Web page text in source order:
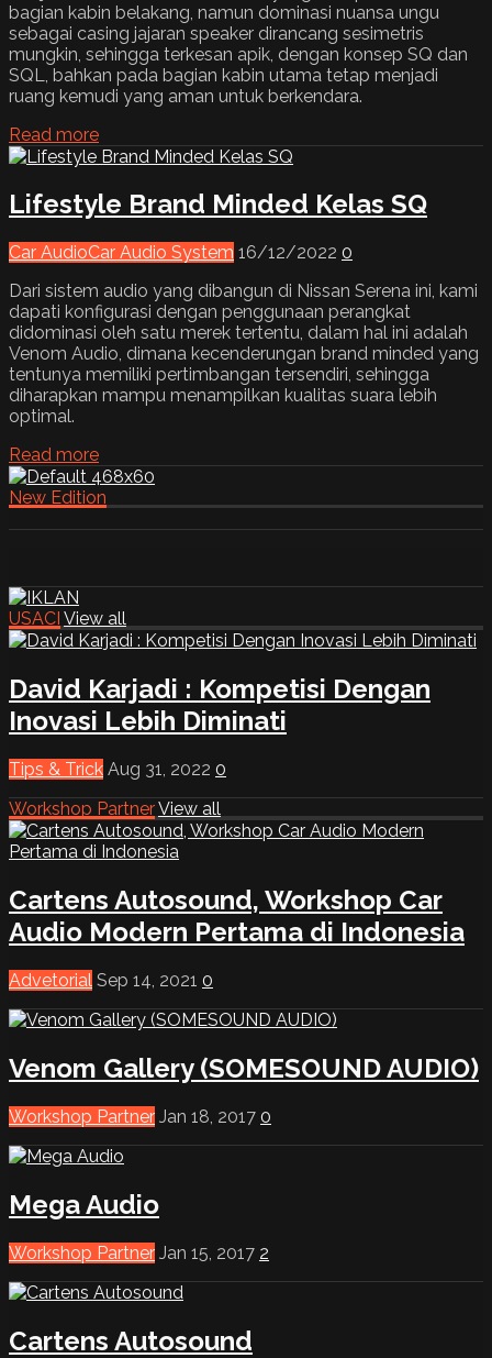
bagian kabin belakang, namun dominasi nuansa ungu
sebagai casing jajaran speaker dirancang sesimetris
mungkin, sehingga terkesan apik, dengan konsep SQ dan
SQL, bahkan pada bagian kabin utama tetap menjadi
ruang kemudi yang aman untuk berkendara.
Read more
Lifestyle Brand Minded Kelas SQ
Car AudioCar Audio System 16/12/2022 0
Dari sistem audio yang dibangun di Nissan Serena ini, kami
dapati konfigurasi dengan penggunaan perangkat
didominasi oleh satu merek tertentu, dalam hal ini adalah
Venom Audio, dimana kecenderungan brand minded yang
tentunya memiliki pertimbangan tersendiri, sehingga
diharapkan mampu menampilkan kualitas suara lebih
optimal.
Read more
New Edition
USACI View all
David Karjadi : Kompetisi Dengan
Inovasi Lebih Diminati
Tips & Trick Aug 31, 2022 0
Workshop PartnerView all
Cartens Autosound, Workshop Car
Audio Modern Pertama di Indonesia
Advetorial Sep 14, 2021 0
Venom Gallery (SOMESOUND AUDIO)
Workshop Partner Jan 18, 2017 0
Mega Audio
Workshop Partner Jan 15, 2017 2
Cartens Autosound